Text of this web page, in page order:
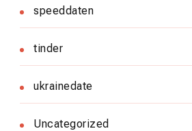
speeddaten
tinder
ukrainedate
Uncategorized